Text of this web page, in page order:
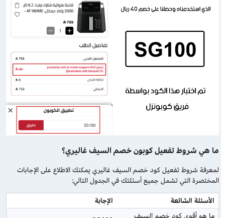
ما هي شروط تفعيل كوبون خصم السيف غاليري؟
لمعرفة شروط تفعيل كود خصم السيف غاليري يمكنك الاطلاع على الإجابات
المختصرة التي تشمل جميع أسئلتك في الجدول التالي:
الأسئلة الشائعة
الإجابة
ما هو أقوى كود خصم السيف